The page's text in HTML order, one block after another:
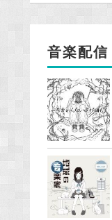
音楽配信